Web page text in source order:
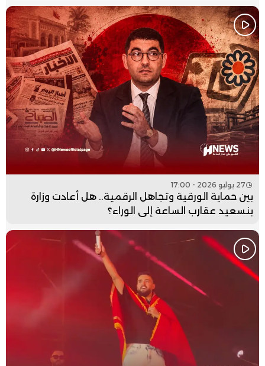
27 يوليو 2026 - 17:00
بين حماية الورقية وتجاهل الرقمية.. هل أعادت وزارة
بنسعيد عقارب الساعة إلى الوراء؟